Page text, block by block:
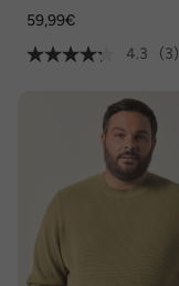
59,99€
4.3
(3)